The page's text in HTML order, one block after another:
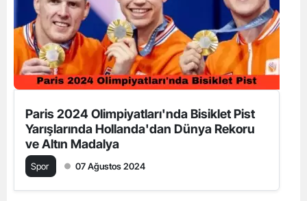
Paris 2024 Olimpiyatları'nda Bisiklet Pist
Yarışlarında Hollanda'dan Dünya Rekoru
ve Altın Madalya
Spor 07 Ağustos 2024